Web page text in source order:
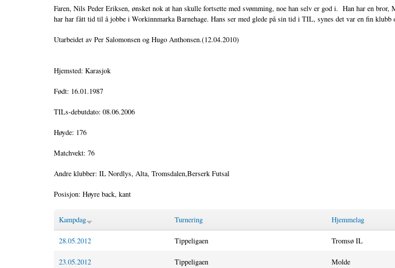
Faren, Nils Peder Eriksen, ønsket nok at han skulle fortsette med svømming, noe han selv er god i. Han har en
har har fått tid til å jobbe i Workinnmarka Barnehage. Hans ser med glede på sin tid i TIL, synes det var en fin
Utarbeidet av Per Salomonsen og Hugo Anthonsen.(12.04.2010)
Hjemsted: Karasjok
Født: 16.01.1987
TILs-debutdato: 08.06.2006
Høyde: 176
Matchvekt: 76
Andre klubber: IL Nordlys, Alta, Tromsdalen,Berserk Futsal
Posisjon: Høyre back, kant
Kampdag Turnering Hjemmelag
28.05.2012 Tippeligaen Tromsø IL
23.05.2012 Tippeligaen Molde